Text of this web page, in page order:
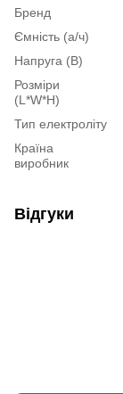
Бренд
Ємність (а/ч)
Напруга (В)
Розміри
(L*W*H)
Тип електроліту
Країна
виробник
Відгуки